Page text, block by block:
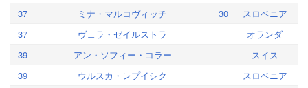
37
ミナ・マルコヴィッチ 30
スロベニア
37
ヴェラ・ゼイルストラ
オランダ
39
アン・ソフィー・コラー
スイス
39
ウルスカ・レプイシク
スロベニア